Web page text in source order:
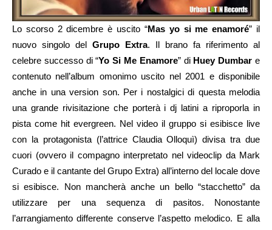
Lo scorso 2 dicembre è uscito “Mas yo si me enamoré” il
nuovo singolo del Grupo Extra. Il brano fa riferimento al
celebre successo di “Yo Si Me Enamore” di Huey Dumbar e
contenuto nell’album omonimo uscito nel 2001 e disponibile
anche in una version son. Per i nostalgici di questa melodia
una grande rivisitazione che porterà i dj latini a riproporla in
pista come hit evergreen. Nel video il gruppo si esibisce live
con la protagonista (l’attrice Claudia Olloquì) divisa tra due
cuori (ovvero il compagno interpretato nel videoclip da Mark
Curado e il cantante del Grupo Extra) all’interno del locale dove
si esibisce. Non mancherà anche un bello “stacchetto” da
utilizzare per una sequenza di pasitos. Nonostante
l’arrangiamento differente conserve l’aspetto melodico. E alla